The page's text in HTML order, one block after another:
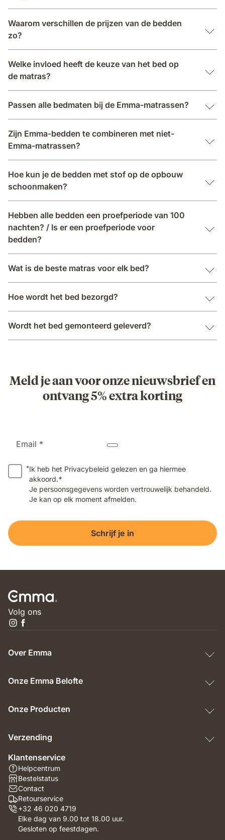
Waarom verschillen de prijzen van de bedden
zo?
Welke invloed heeft de keuze van het bed op
de matras?
Passen alle bedmaten bij de Emma-matrassen?
Zijn Emma-bedden te combineren met niet-
Emma-matrassen?
Hoe kun je de bedden met stof op de opbouw
schoonmaken?
Hebben alle bedden een proefperiode van 100
nachten? / Is er een proefperiode voor
bedden?
Wat is de beste matras voor elk bed?
Hoe wordt het bed bezorgd?
Wordt het bed gemonteerd geleverd?
Meld je aan voor onze nieuwsbrief en
ontvang 5% extra korting
Email *
*Ik heb het Privacybeleid gelezen en ga hiermee
akkoord.*
Je persoonsgegevens worden vertrouwelijk behandeld.
Je kan op elk moment afmelden.
Schrijf je in
Volg ons
Over Emma
Onze Emma Belofte
Onze Producten
Verzending
Klantenservice
Helpcentrum
Bestelstatus
Contact
Retourservice
+32 46 020 4719
Elke dag van 9.00 tot 18.00 uur.
Gesloten op feestdagen.